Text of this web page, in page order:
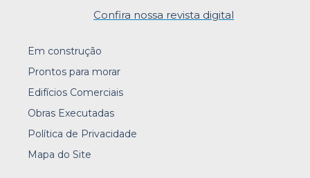
Confira nossa revista digital
Em construção
Prontos para morar
Edifícios Comerciais
Obras Executadas
Política de Privacidade
Mapa do Site